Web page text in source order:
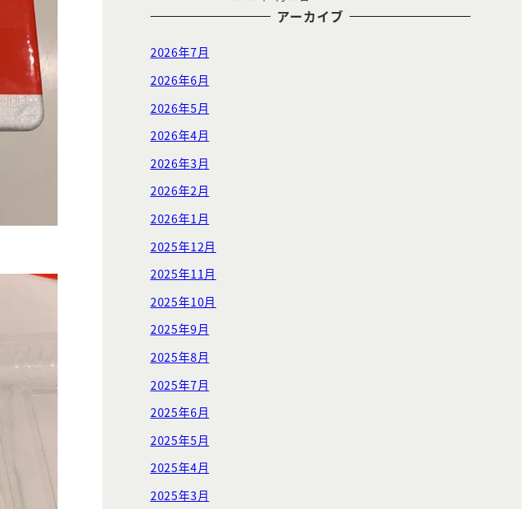
アーカイブ
2026年7月
2026年6月
2026年5月
2026年4月
2026年3月
2026年2月
2026年1月
2025年12月
2025年11月
2025年10月
2025年9月
2025年8月
2025年7月
2025年6月
2025年5月
2025年4月
2025年3月